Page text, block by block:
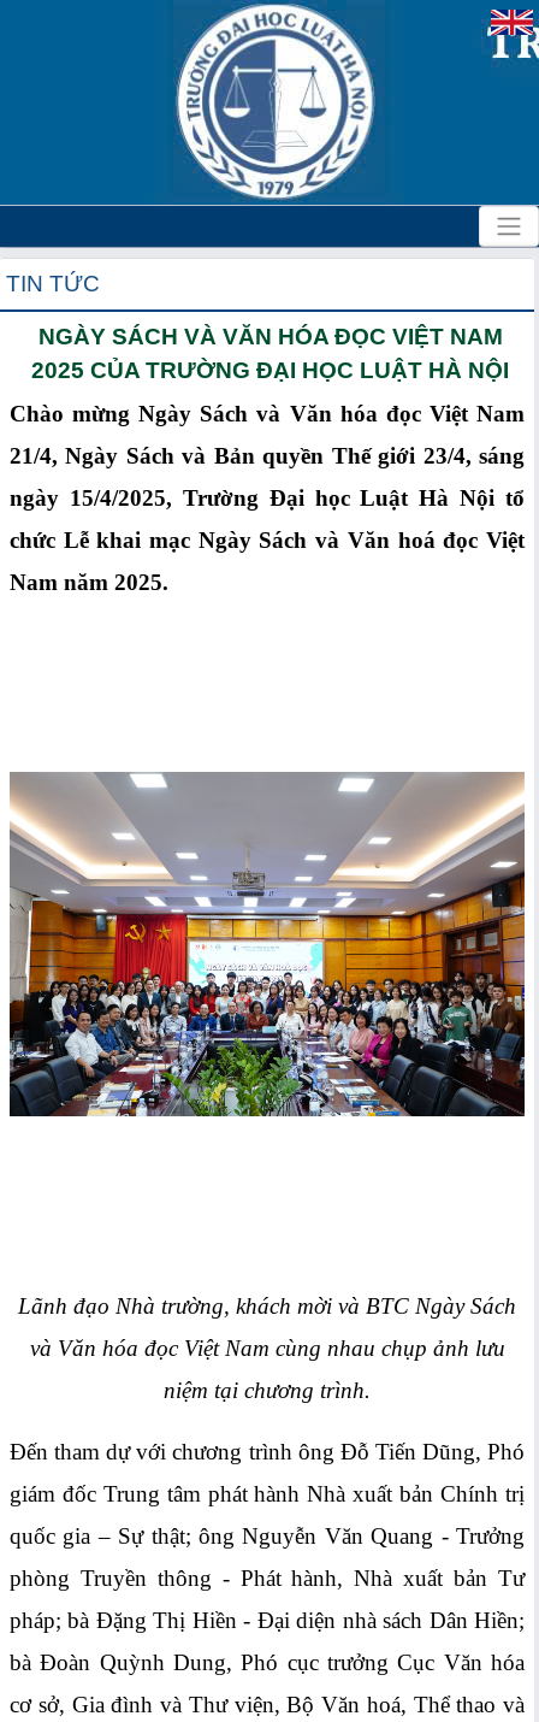
TIN TỨC
NGÀY SÁCH VÀ VĂN HÓA ĐỌC VIỆT NAM
2025 CỦA TRƯỜNG ĐẠI HỌC LUẬT HÀ NỘI
Chào mừng Ngày Sách và Văn hóa đọc Việt Nam
21/4, Ngày Sách và Bản quyền Thế giới 23/4, sáng
ngày 15/4/2025, Trường Đại học Luật Hà Nội tổ
chức Lễ khai mạc Ngày Sách và Văn hoá đọc Việt
Nam năm 2025.
Lãnh đạo Nhà trường, khách mời và BTC Ngày Sách
và Văn hóa đọc Việt Nam cùng nhau chụp ảnh lưu
niệm tại chương trình.
Đến tham dự với chương trình ông Đỗ Tiến Dũng, Phó
giám đốc Trung tâm phát hành Nhà xuất bản Chính trị
quốc gia – Sự thật; ông Nguyễn Văn Quang - Trưởng
phòng Truyền thông - Phát hành, Nhà xuất bản Tư
pháp; bà Đặng Thị Hiền - Đại diện nhà sách Dân Hiền;
bà Đoàn Quỳnh Dung, Phó cục trưởng Cục Văn hóa
cơ sở, Gia đình và Thư viện, Bộ Văn hoá, Thể thao và